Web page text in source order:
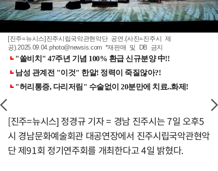
[진주=뉴시스]진주시립국악관현악단 공연.(사진=진주시 제
공).2025.09.04.photo@newsis.com *재판매 및 DB 금지
[진주=뉴시스] 정경규 기자 = 경남 진주시는 7일 오후5
시 경남문화예술회관 대공연장에서 진주시립국악관현악
단 제91회 정기연주회를 개최한다고 4일 밝혔다.